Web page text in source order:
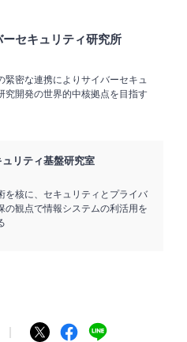
ーセキュリティ研究所
緊密な連携によりサイバーセキュ
究開発の世界的中核拠点を目指す
ュリティ基盤研究室
を核に、セキュリティとプライバ
の観点で情報システムの利活用を